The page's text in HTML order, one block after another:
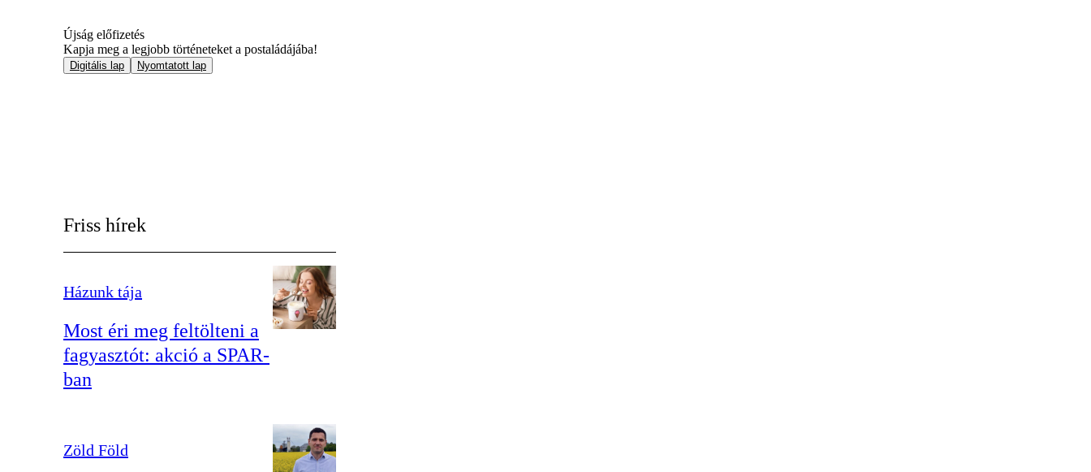
Újság előfizetés
Kapja meg a legjobb történeteket a postaládájába!
Digitális lap Nyomtatott lap
Friss hírek
Házunk tája
Most éri meg feltölteni a
fagyasztót: akció a SPAR-
ban
Zöld Föld